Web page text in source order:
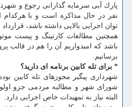
پارك آبی سرمایه گذارانی رجوع و
نفر در حال مذاكره است و با
توان اجرایی بالایی داشته باشد،
همچنین مطالعات كارتینگ و پیست
باشد كه امیدواریم آن را هم در قالب
برسانیم.
* برای تله كابین برنامه ای دارید؟
شهرداری پیگیر مجوزهای تله كابین
شورای شهر و مطالبه مردمی جزو
البته نیاز به تمهیدات خاص اجرایی دارد.